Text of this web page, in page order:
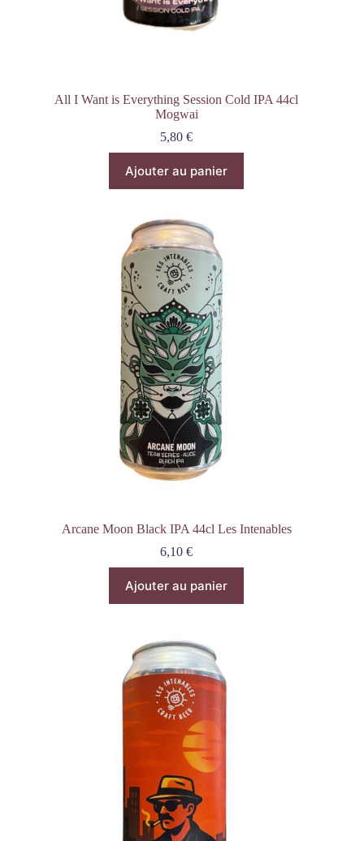
All I Want is Everything Session Cold IPA 44cl
Mogwai
5,80€
Ajouter au panier
Arcane Moon Black IPA 44cl Les Intenables
6,10€
Ajouter au panier